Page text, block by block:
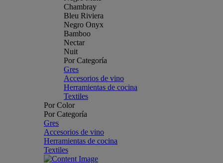
Chambray
Bleu Riviera
Negro Onyx
Bamboo
Nectar
Nuit
Por Categoría
Gres
Accesorios de vino
Herramientas de cocina
Textiles
Por Color
Por Categoría
Gres
Accesorios de vino
Herramientas de cocina
Textiles